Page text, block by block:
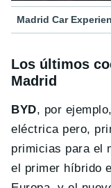
Madrid Car
Los últimos
Madrid
BYD, por
eléctrica pero,
primicias para el
el primer híbrido